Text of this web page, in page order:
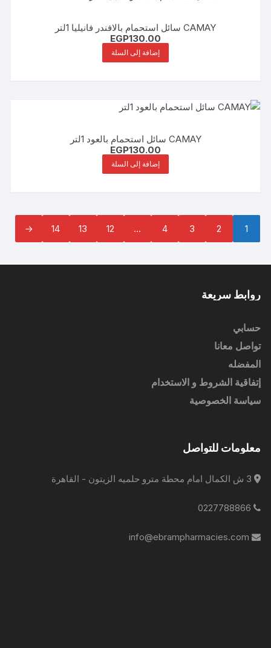
CAMAY سائل استحمام بالافندر فانيليا 1لتر
EGP130.00
إضافة إلى السلة
CAMAY سائل استحمام بالعود 1لتر
EGP130.00
إضافة إلى السلة
1
2
3
4
…
12
13
14
←
روابط سريعة
حسابي
تواصل معانا
المفضله
إتفاقية الشروط و الاستخدام
سياسة الخصوصية
معلومات للتواصل